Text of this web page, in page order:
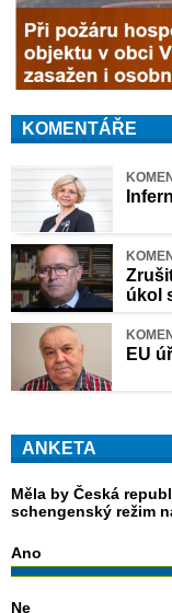
KOMENTÁŘE
úkol
EU
ANKETA
Měla by Česká
schengenský režim
Ano
Ne